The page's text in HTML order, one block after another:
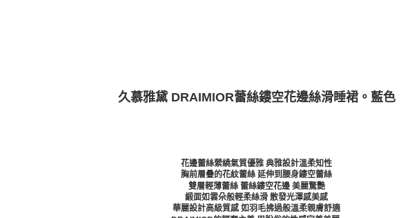
久慕雅黛 DRAIMIOR蕾絲鏤空花邊絲滑睡裙。藍色
花邊蕾絲縈繞氣質優雅 典雅設計溫柔知性
胸前層疊的花紋蕾絲 延伸到腰身鏤空蕾絲
雙層輕薄蕾絲 蕾絲鏤空花邊 美麗驚艷
緞面如雲朵般輕柔絲滑 散發光澤感美感
華麗設計高級質感 如羽毛拂過般溫柔親膚舒適